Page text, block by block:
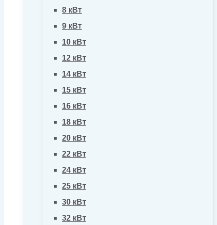
8 кВт
9 кВт
10 кВт
12 кВт
14 кВт
15 кВт
16 кВт
18 кВт
20 кВт
22 кВт
24 кВт
25 кВт
30 кВт
32 кВт